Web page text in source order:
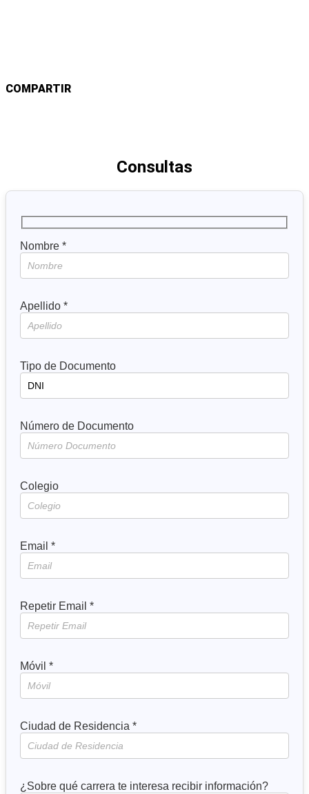
COMPARTIR
Consultas
Nombre *
Apellido *
Tipo de Documento
Número de Documento
Colegio
Email *
Repetir Email *
Móvil *
Ciudad de Residencia *
¿Sobre qué carrera te interesa recibir información?